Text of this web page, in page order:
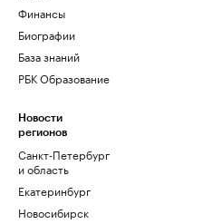
Финансы
Биографии
База знаний
РБК Образование
Новости
регионов
Санкт-Петербург
и область
Екатеринбург
Новосибирск